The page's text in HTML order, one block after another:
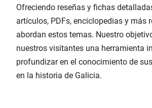
Ofreciendo reseñas y fichas
artículos, PDFs, enciclopedias y más
abordan estos temas. Nuestro
nuestros visitantes una herramienta
profundizar en el conocimiento de
en la historia de Galicia.